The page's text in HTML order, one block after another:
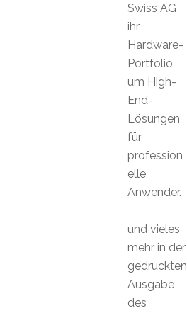
Swiss AG
ihr
Hardware-
Portfolio
um High-
End-
Lösungen
für
profession
elle
Anwender.
und vieles
mehr in der
gedruckten
Ausgabe
des